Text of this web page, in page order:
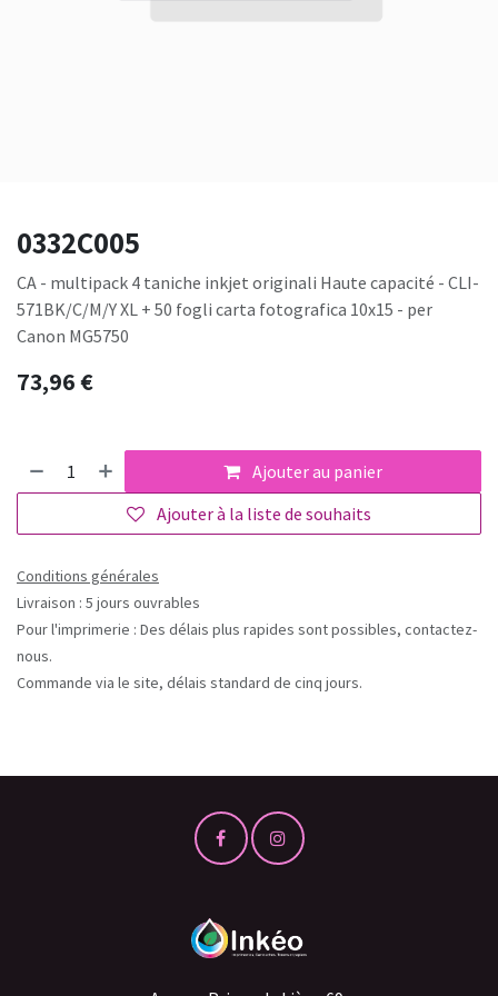
0332C005
CA - multipack 4 taniche inkjet originali Haute capacité - CLI-
571BK/C/M/Y XL + 50 fogli carta fotografica 10x15 - per
Canon MG5750
73,96€
Ajouter au panier
Ajouter à la liste de souhaits
Conditions générales
Livraison : 5 jours ouvrables
Pour l'imprimerie : Des délais plus rapides sont possibles, contactez-
nous.
Commande via le site, délais standard de cinq jours.